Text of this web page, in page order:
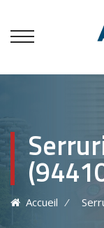
Accueil ⁄